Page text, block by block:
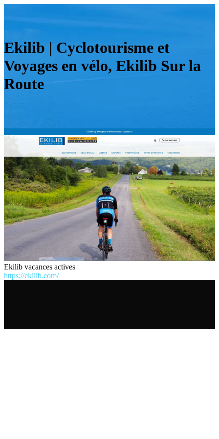
Ekilib | Cyclotou­ris­me et
Voyages en vélo, Ekilib Sur la
Route
Ekilib vacances actives
https://ekilib.com/